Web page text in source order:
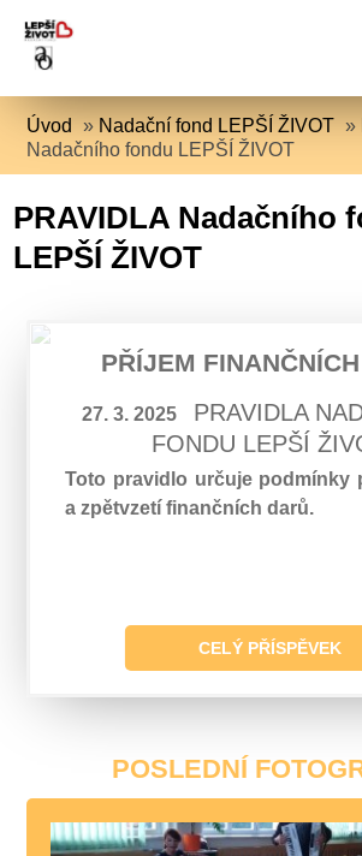
Úvod » Nadační fond LEPŠÍ ŽIVOT »
Nadačního fondu LEPŠÍ ŽIVOT
PRAVIDLA Nadačního
LEPŠÍ ŽIVOT
PŘÍJEM
27. 3. 2025
PRAVIDLA
FONDU LEPŠÍ
Toto pravidlo určuje podmínky
a zpětvzetí finančních darů.
CELÝ PŘÍSPĚVEK
POSLEDNÍ